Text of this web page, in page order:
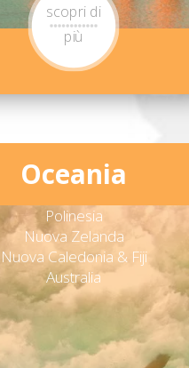
scopri di
più
Oceania
Polinesia
Nuova Zelanda
Nuova Caledonia & Fiji
Australia